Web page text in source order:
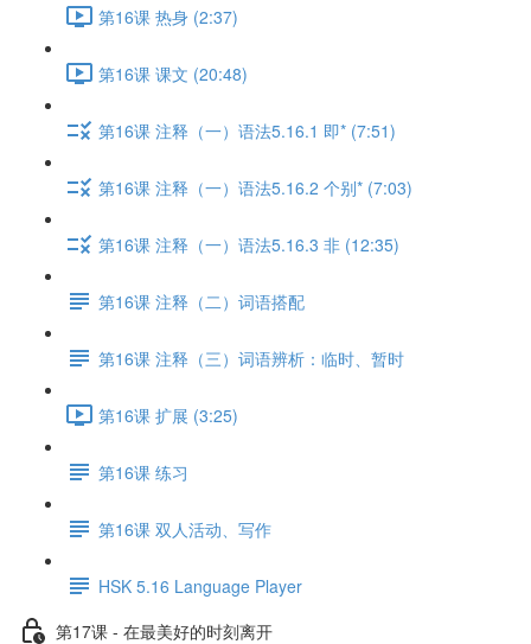
第16课 热身 (2:37)
第16课 课文 (20:48)
第16课 注释（一）语法5.16.1 即* (7:51)
第16课 注释（一）语法5.16.2 个别* (7:03)
第16课 注释（一）语法5.16.3 非 (12:35)
第16课 注释（二）词语搭配
第16课 注释（三）词语辨析：临时、暂时
第16课 扩展 (3:25)
第16课 练习
第16课 双人活动、写作
HSK 5.16 Language Player
第17课 - 在最美好的时刻离开